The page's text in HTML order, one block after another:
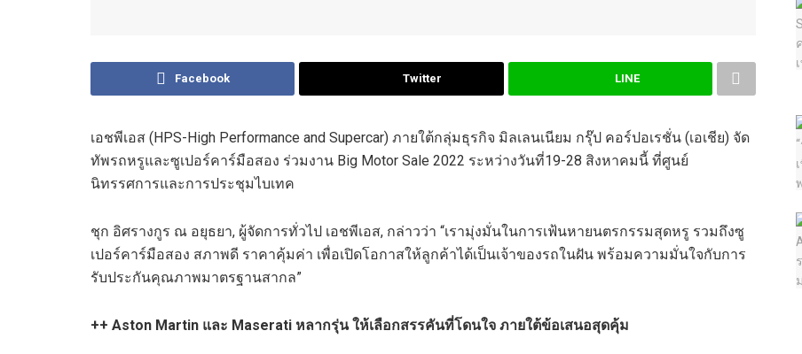
Facebook Twitter LINE
เอชพีเอส (HPS-High Performance and Supercar) ภายใต้กลุ่มธุรกิจ มิลเลนเนียม กรุ๊ป คอร์ปอเรชั่น (เอเชีย) จัด
ทัพรถหรูและซูเปอร์คาร์มือสอง ร่วมงาน Big Motor Sale 2022 ระหว่างวันที่19-28 สิงหาคมนี้ ที่ศูนย์
นิทรรศการและการประชุมไบเทค
ชุก อิศรางกูร ณ อยุธยา, ผู้จัดการทั่วไป เอชพีเอส, กล่าวว่า “เรามุ่งมั่นในการเฟ้นหายนตรกรรมสุดหรู รวมถึงซู
เปอร์คาร์มือสอง สภาพดี ราคาคุ้มค่า เพื่อเปิดโอกาสให้ลูกค้าได้เป็นเจ้าของรถในฝัน พร้อมความมั่นใจกับการ
รับประกันคุณภาพมาตรฐานสากล”
++ Aston Martin และ Maserati หลากรุ่น ให้เลือกสรรคันที่โดนใจ ภายใต้ข้อเสนอสุดคุ้ม